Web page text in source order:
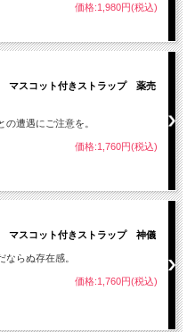
価格:1,980円(税込)
マスコット付きストラップ 薬売
の遭遇にご注意を。
価格:1,760円(税込)
マスコット付きストラップ 神儀
ならぬ存在感。
価格:1,760円(税込)